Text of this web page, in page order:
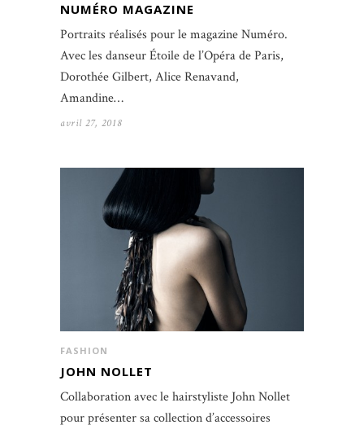
NUMÉRO MAGAZINE
Portraits réalisés pour le magazine Numéro.
Avec les danseur Étoile de l’Opéra de Paris,
Dorothée Gilbert, Alice Renavand,
Amandine…
avril 27, 2018
FASHION
JOHN NOLLET
Collaboration avec le hairstyliste John Nollet
pour présenter sa collection d’accessoires